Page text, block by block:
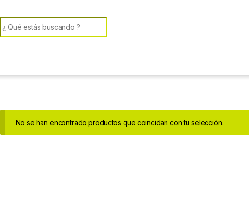
Search for:
No se han encontrado productos que coincidan con tu selección.